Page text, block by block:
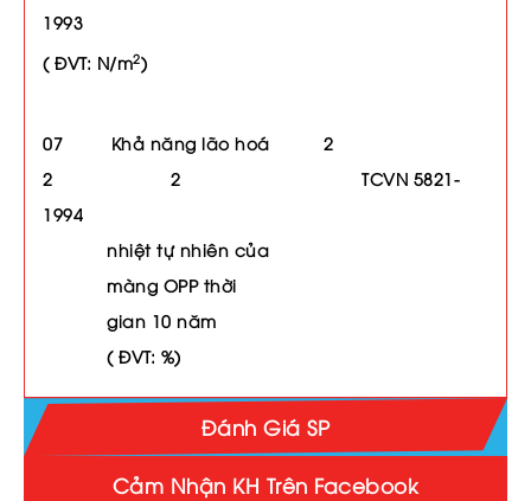
1993
( ĐVT: N/m2)
07 Khả năng lão hoá 2
2 2 TCVN 5821-
1994
nhiệt tự nhiên của
màng OPP thời
gian 10 năm
( ĐVT: %)
Đánh Giá SP
Cảm Nhận KH Trên Facebook